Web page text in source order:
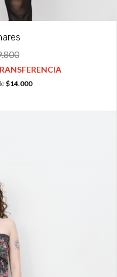
$14.000